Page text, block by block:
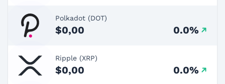
Polkadot (DOT)
$0,00 0.0%
Ripple (XRP)
$0,00 0.0%